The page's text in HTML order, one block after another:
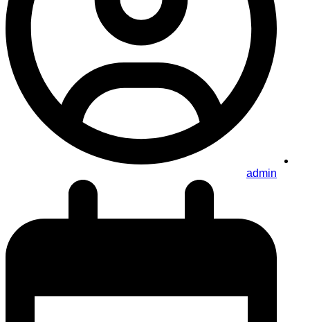
admin